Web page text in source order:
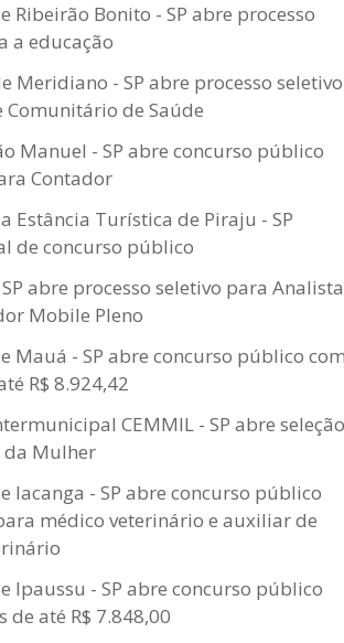
Ribeirão Bonito - SP abre processo
a educação
Meridiano - SP abre processo seletivo
Comunitário de Saúde
Manuel - SP abre concurso público
Contador
Estância Turística de Piraju - SP
de concurso público
SP abre processo seletivo para Analista
Mobile Pleno
Mauá - SP abre concurso público
R$ 8.924,42
CEMMIL - SP abre seleção
da Mulher
Iacanga - SP abre concurso público
médico veterinário e auxiliar de
Ipaussu - SP abre concurso público
de até R$ 7.848,00